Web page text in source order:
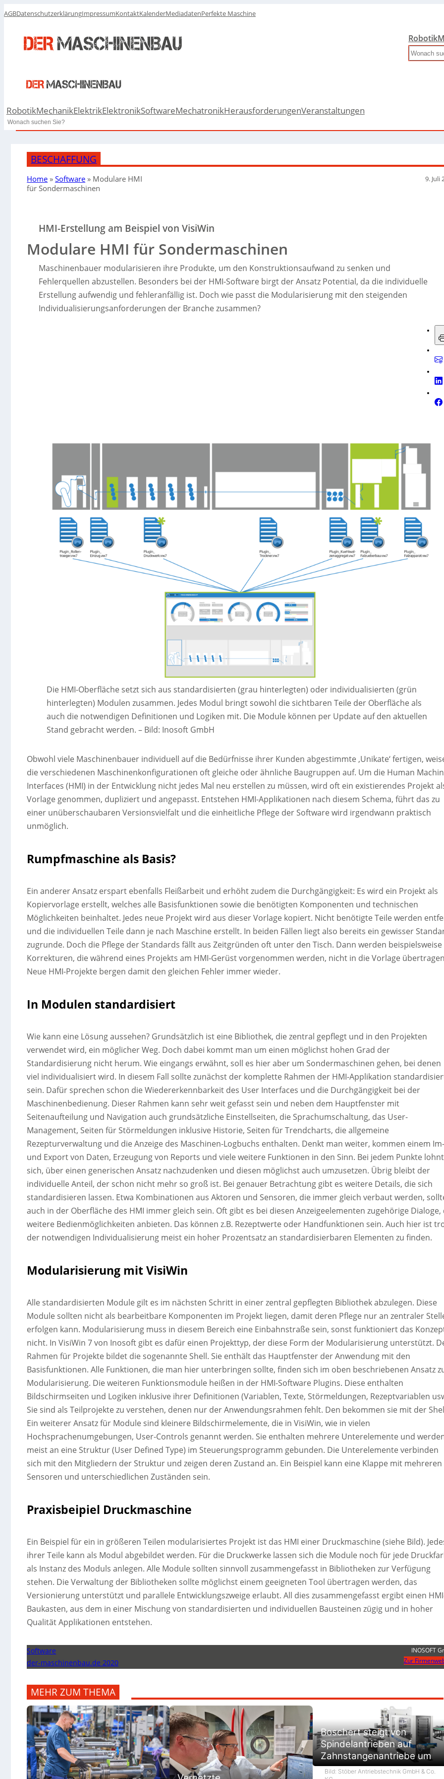
AGBDatenschutzerklärungImpressumKontaktKalenderMediadatenPerfekte Maschine
Robotik
Search
RobotikMechanikElektrikElektronikSoftwareMechatronikHerausforderungenVeranstaltungen
Search
BESCHAFFUNG
Home »Software » Modulare HMI
für Sondermaschinen
9. Juli
HMI-Erstellung am Beispiel von VisiWin
Modulare HMI für Sondermaschinen
Maschinenbauer modularisieren ihre Produkte, um den Konstruktionsaufwand zu senken und
Fehlerquellen abzustellen. Besonders bei der HMI-Software birgt der Ansatz Potential, da die individuelle
Erstellung aufwendig und fehleranfällig ist. Doch wie passt die Modularisierung mit den steigenden
Individualisierungsanforderungen der Branche zusammen?
Die HMI-Oberfläche setzt sich aus standardisierten (grau hinterlegten) oder individualisierten (grün
hinterlegten) Modulen zusammen. Jedes Modul bringt sowohl die sichtbaren Teile der Oberfläche als
auch die notwendigen Definitionen und Logiken mit. Die Module können per Update auf den aktuellen
Stand gebracht werden. – Bild: Inosoft GmbH
Obwohl viele Maschinenbauer individuell auf die Bedürfnisse ihrer Kunden abgestimmte ‚Unikate‘ fertigen,
die verschiedenen Maschinenkonfigurationen oft gleiche oder ähnliche Baugruppen auf. Um die Human
Interfaces (HMI) in der Entwicklung nicht jedes Mal neu erstellen zu müssen, wird oft ein existierendes Projekt
Vorlage genommen, dupliziert und angepasst. Entstehen HMI-Applikationen nach diesem Schema, führt das zu
einer unüberschaubaren Versionsvielfalt und die einheitliche Pflege der Software wird irgendwann praktisch
unmöglich.
Rumpfmaschine als Basis?
Ein anderer Ansatz erspart ebenfalls Fleißarbeit und erhöht zudem die Durchgängigkeit: Es wird ein Projekt als
Kopiervorlage erstellt, welches alle Basisfunktionen sowie die benötigten Komponenten und technischen
Möglichkeiten beinhaltet. Jedes neue Projekt wird aus dieser Vorlage kopiert. Nicht benötigte Teile werden
und die individuellen Teile dann je nach Maschine erstellt. In beiden Fällen liegt also bereits ein gewisser
zugrunde. Doch die Pflege der Standards fällt aus Zeitgründen oft unter den Tisch. Dann werden beispielsweise
Korrekturen, die während eines Projekts am HMI-Gerüst vorgenommen werden, nicht in die Vorlage
Neue HMI-Projekte bergen damit den gleichen Fehler immer wieder.
In Modulen standardisiert
Wie kann eine Lösung aussehen? Grundsätzlich ist eine Bibliothek, die zentral gepflegt und in den Projekten
verwendet wird, ein möglicher Weg. Doch dabei kommt man um einen möglichst hohen Grad der
Standardisierung nicht herum. Wie eingangs erwähnt, soll es hier aber um Sondermaschinen gehen, bei denen
viel individualisiert wird. In diesem Fall sollte zunächst der komplette Rahmen der HMI-Applikation
sein. Dafür sprechen schon die Wiedererkennbarkeit des User Interfaces und die Durchgängigkeit bei der
Maschinenbedienung. Dieser Rahmen kann sehr weit gefasst sein und neben dem Hauptfenster mit
Seitenaufteilung und Navigation auch grundsätzliche Einstellseiten, die Sprachumschaltung, das User-
Management, Seiten für Störmeldungen inklusive Historie, Seiten für Trendcharts, die allgemeine
Rezepturverwaltung und die Anzeige des Maschinen-Logbuchs enthalten. Denkt man weiter, kommen einem Im-
und Export von Daten, Erzeugung von Reports und viele weitere Funktionen in den Sinn. Bei jedem Punkte
sich, über einen generischen Ansatz nachzudenken und diesen möglichst auch umzusetzen. Übrig bleibt der
individuelle Anteil, der schon nicht mehr so groß ist. Bei genauer Betrachtung gibt es weitere Details, die sich
standardisieren lassen. Etwa Kombinationen aus Aktoren und Sensoren, die immer gleich verbaut werden,
auch in der Oberfläche des HMI immer gleich sein. Oft gibt es bei diesen Anzeigeelementen zugehörige Dialoge,
weitere Bedienmöglichkeiten anbieten. Das können z.B. Rezeptwerte oder Handfunktionen sein. Auch hier ist
der notwendigen Individualisierung meist ein hoher Prozentsatz an standardisierbaren Elementen zu finden.
Modularisierung mit VisiWin
Alle standardisierten Module gilt es im nächsten Schritt in einer zentral gepflegten Bibliothek abzulegen. Diese
Module sollten nicht als bearbeitbare Komponenten im Projekt liegen, damit deren Pflege nur an zentraler
erfolgen kann. Modularisierung muss in diesem Bereich eine Einbahnstraße sein, sonst funktioniert das
nicht. In VisiWin 7 von Inosoft gibt es dafür einen Projekttyp, der diese Form der Modularisierung unterstützt.
Rahmen für Projekte bildet die sogenannte Shell. Sie enthält das Hauptfenster der Anwendung mit den
Basisfunktionen. Alle Funktionen, die man hier unterbringen sollte, finden sich im oben beschriebenen Ansatz
Modularisierung. Die weiteren Funktionsmodule heißen in der HMI-Software Plugins. Diese enthalten
Bildschirmseiten und Logiken inklusive ihrer Definitionen (Variablen, Texte, Störmeldungen, Rezeptvariablen
Sie sind als Teilprojekte zu verstehen, denen nur der Anwendungsrahmen fehlt. Den bekommen sie mit der
Ein weiterer Ansatz für Module sind kleinere Bildschirmelemente, die in VisiWin, wie in vielen
Hochsprachenumgebungen, User-Controls genannt werden. Sie enthalten mehrere Unterelemente und
meist an eine Struktur (User Defined Type) im Steuerungsprogramm gebunden. Die Unterelemente verbinden
sich mit den Mitgliedern der Struktur und zeigen deren Zustand an. Ein Beispiel kann eine Klappe mit mehreren
Sensoren und unterschiedlichen Zuständen sein.
Praxisbeipiel Druckmaschine
Ein Beispiel für ein in größeren Teilen modularisiertes Projekt ist das HMI einer Druckmaschine (siehe Bild).
ihrer Teile kann als Modul abgebildet werden. Für die Druckwerke lassen sich die Module noch für jede
als Instanz des Moduls anlegen. Alle Module sollten sinnvoll zusammengefasst in Bibliotheken zur Verfügung
stehen. Die Verwaltung der Bibliotheken sollte möglichst einem geeigneten Tool übertragen werden, das
Versionierung unterstützt und parallele Entwicklungszweige erlaubt. All dies zusammengefasst ergibt einen
Baukasten, aus dem in einer Mischung von standardisierten und individuellen Bausteinen zügig und in hoher
Qualität Applikationen entstehen.
Software
der-maschinenbau.de 2020
INOSOFT
Zur
MEHR ZUM THEMA
Boschert steigt von
Spindelantrieben auf
Zahnstangenantriebe um
Bild: Stöber Antriebstechnik GmbH & Co.